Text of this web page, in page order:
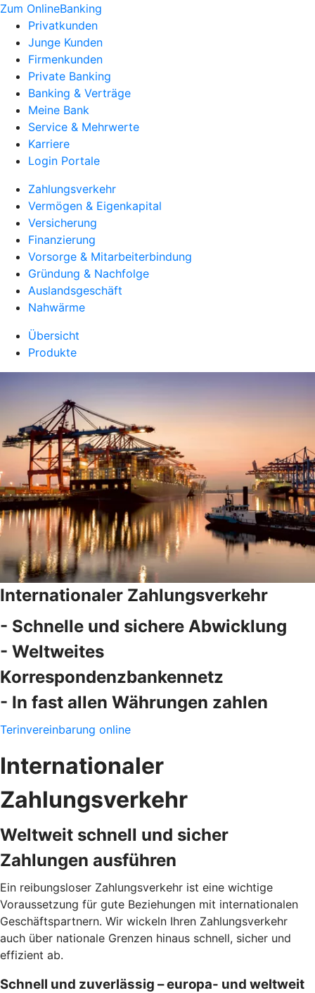
Zum OnlineBanking
Privatkunden
Junge Kunden
Firmenkunden
Private Banking
Banking & Verträge
Meine Bank
Service & Mehrwerte
Karriere
Login Portale
Zahlungsverkehr
Vermögen & Eigenkapital
Versicherung
Finanzierung
Vorsorge & Mitarbeiterbindung
Gründung & Nachfolge
Auslandsgeschäft
Nahwärme
Übersicht
Produkte
Internationaler Zahlungsverkehr
- Schnelle und sichere Abwicklung
- Weltweites
Korrespondenzbankennetz
- In fast allen Währungen zahlen
Terinvereinbarung online
Internationaler
Zahlungsverkehr
Weltweit schnell und sicher
Zahlungen ausführen
Ein reibungsloser Zahlungsverkehr ist eine wichtige
Voraussetzung für gute Beziehungen mit internationalen
Geschäftspartnern. Wir wickeln Ihren Zahlungsverkehr
auch über nationale Grenzen hinaus schnell, sicher und
effizient ab.
Schnell und zuverlässig – europa- und weltweit